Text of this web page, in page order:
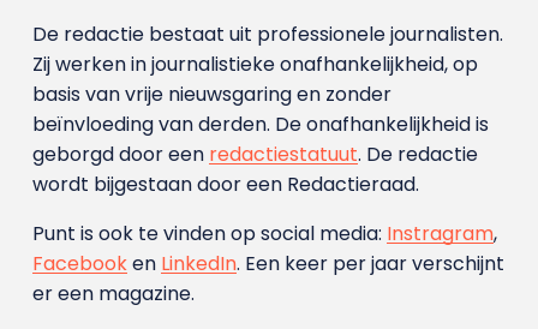
De redactie bestaat uit professionele journalisten.
Zij werken in journalistieke onafhankelijkheid, op
basis van vrije nieuwsgaring en zonder
beïnvloeding van derden. De onafhankelijkheid is
geborgd door een redactiestatuut. De redactie
wordt bijgestaan door een Redactieraad.
Punt is ook te vinden op social media: Instragram,
Facebooken LinkedIn. Een keer per jaar verschijnt
er een magazine.